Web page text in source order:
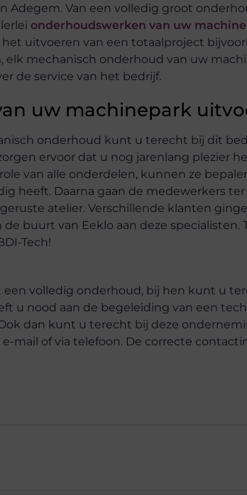
Adegem. Van een volledig groot
onderhoudswerken van uw
uitvoeren van een totaalproject
elk mechanisch onderhoud van uw
de service van het bedrijf.
uw machinepark
onderhoud kunt u terecht bij dit
ervoor dat u nog jarenlang plezier
van alle onderdelen, kunnen ze
heeft. Daarna gaan de medewerkers ter
atelier. Verschillende klanten
buurt van Eeklo aan deze specialisten.
Tech!
volledig onderhoud, bij hen kunt u
u nood aan de begeleiding van een
dan kunt u terecht bij deze
mail of via telefoon. De correcte